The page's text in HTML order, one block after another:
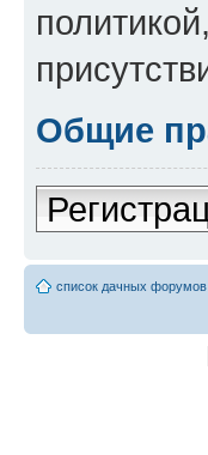
Общие
список дачных форумов